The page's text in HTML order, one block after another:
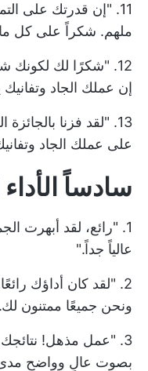
11. "إن قدرتك على
ملهم. شكراً على كل
12. "شكرًا لك لكونك
إن عملك الجاد وتفانيك
13. "لقد فزنا
على عملك الجاد
سادساً الأداء
1. "رائع، لقد أبهرت
عالياً جداً."
2. "لقد كان أداؤك
ونحن جميعًا ممتنون
3. "عمل مذهل!
بصوت عالٍ وواضح مدى